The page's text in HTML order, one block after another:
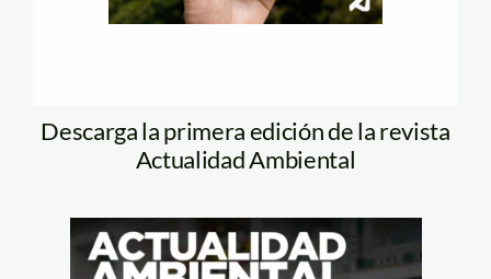
Descarga la primera edición de la revista
Actualidad Ambiental